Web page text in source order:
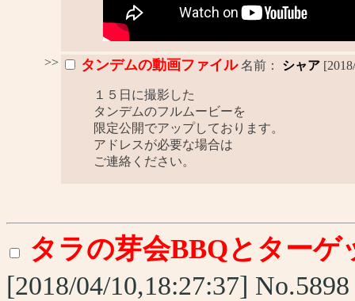
>> タンデムの動画ファイル名前： シャア
１５日に撮影した
タンデムのフルムービーを
限定公開でアップしております。
アドレスが必要な場合は
ご連絡ください。
タラの芽会BBQとターゲ
[2018/04/10,18:27:37]